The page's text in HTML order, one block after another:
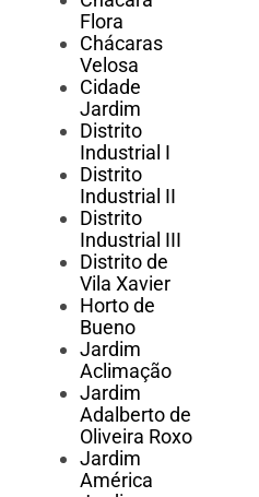
Flora
Chácaras
Velosa
Cidade
Jardim
Distrito
Industrial I
Distrito
Industrial II
Distrito
Industrial III
Distrito de
Vila Xavier
Horto de
Bueno
Jardim
Aclimação
Jardim
Adalberto de
Oliveira Roxo
Jardim
América